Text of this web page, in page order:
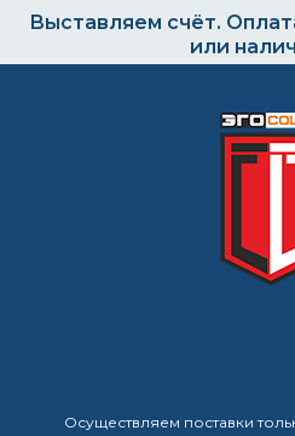
Выставляем счёт.
или
Формируем заказ и
Чем силиконовая
Осуществляем поставки